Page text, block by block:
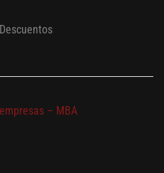
– MBA